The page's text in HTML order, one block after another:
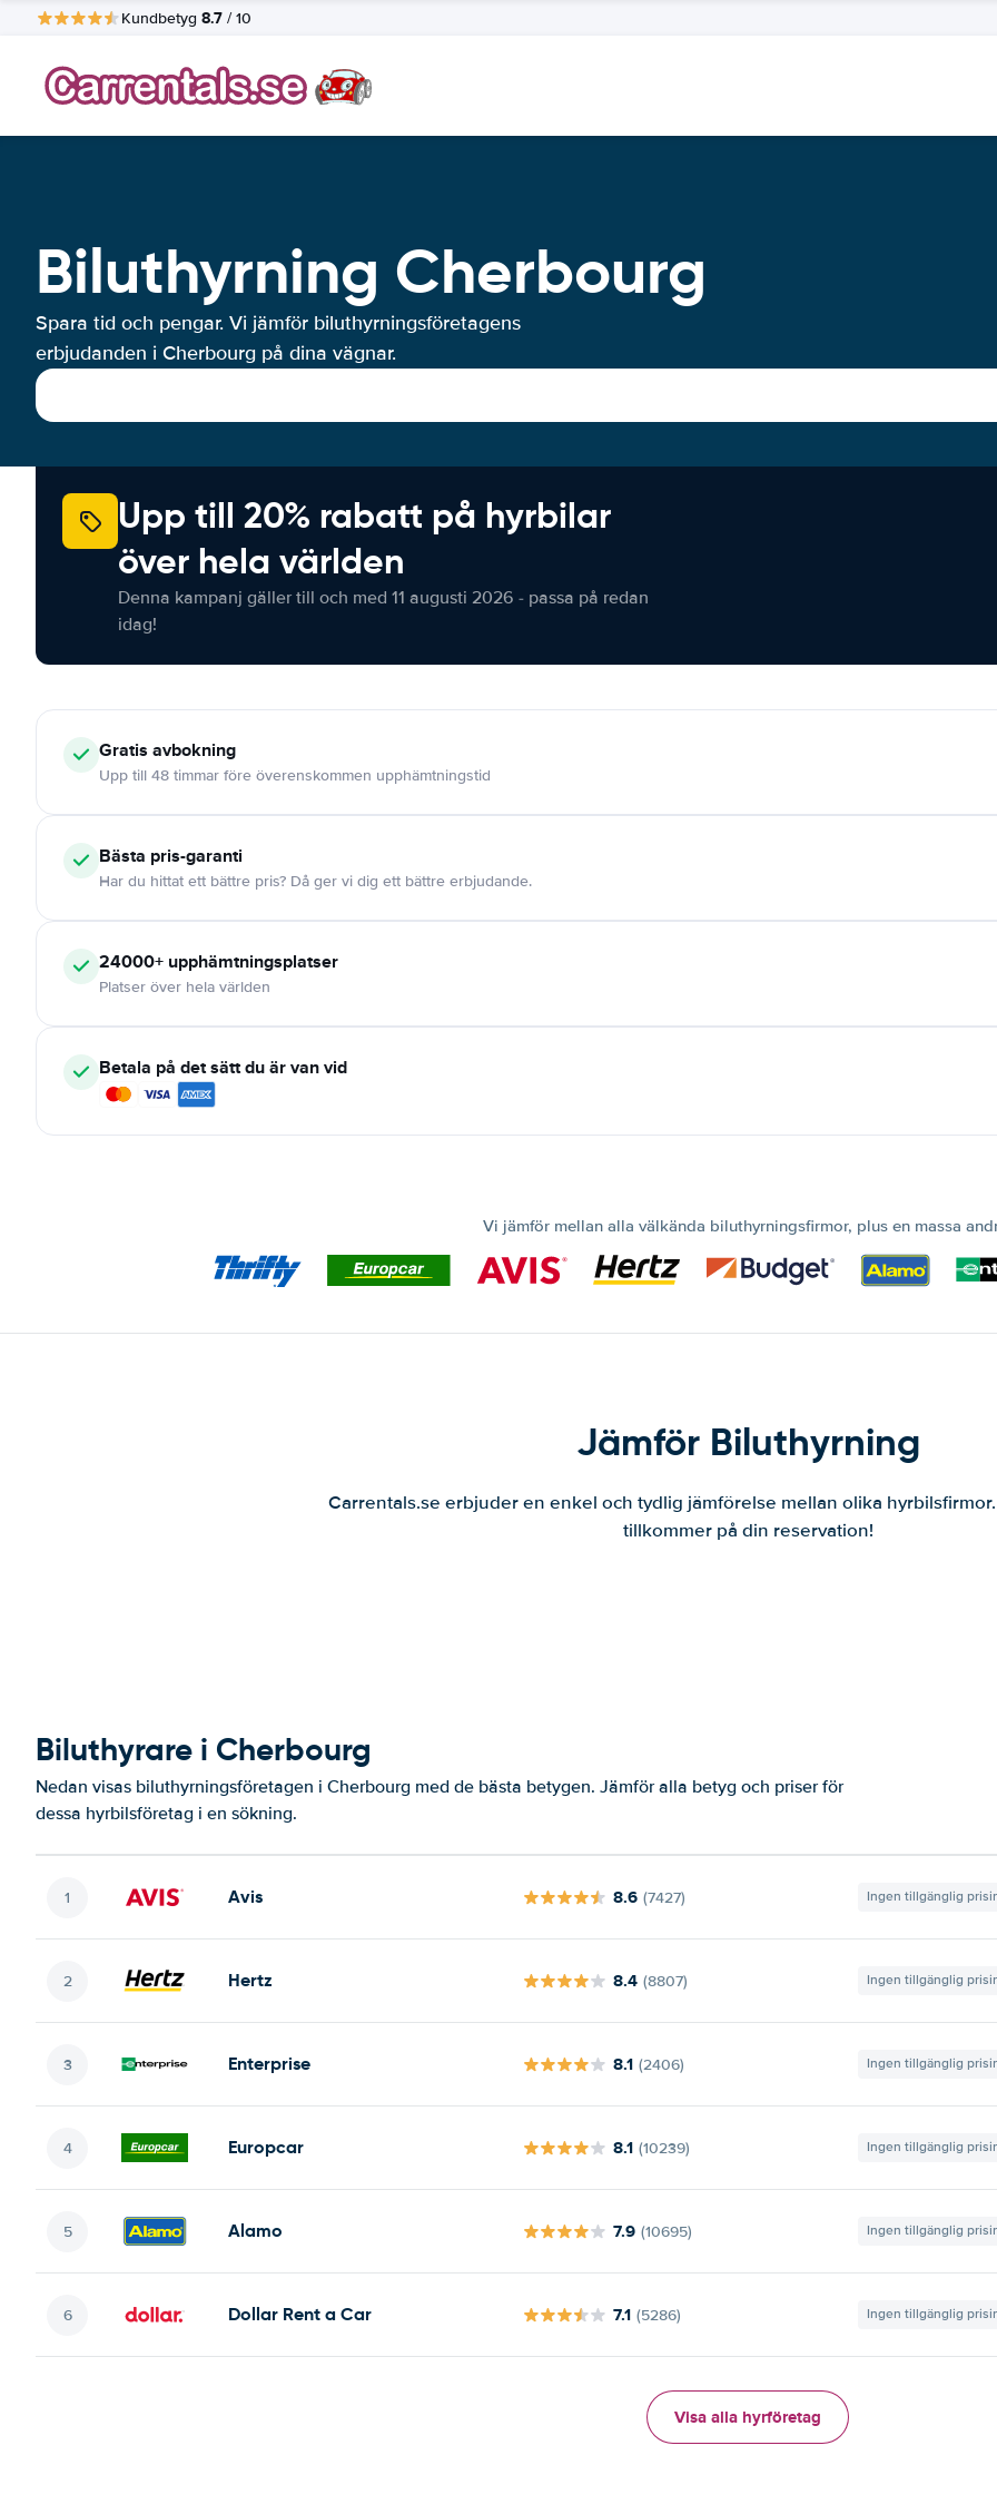
Kundbetyg 8.7 / 10
Biluthyrning Cherbourg
Spara tid och pengar. Vi jämför biluthyrningsföretagens
erbjudanden i Cherbourg på dina vägnar.
Upp till 20% rabatt på hyrbilar
över hela världen
Denna kampanj gäller till och med 11 augusti 2026 - passa på redan
idag!
Gratis avbokning
Upp till 48 timmar före överenskommen upphämtningstid
Bästa pris-garanti
Har du hittat ett bättre pris? Då ger vi dig ett bättre erbjudande.
24000+ upphämtningsplatser
Platser över hela världen
Betala på det sätt du är van vid
Vi jämför mellan alla välkända biluthyrningsfirmor, plus en massa
Jämför Biluthyrning
Carrentals.se erbjuder en enkel och tydlig jämförelse mellan olika
tillkommer på din reservation!
Biluthyrare i Cherbourg
Nedan visas biluthyrningsföretagen i Cherbourg med de bästa betygen. Jämför alla betyg och priser för
dessa hyrbilsföretag i en sökning.
Avis 8.6 (7427) Ingen tillgänglig
Hertz 8.4 (8807) Ingen tillgänglig
Enterprise 8.1 (2406) Ingen tillgänglig
Europcar 8.1 (10239) Ingen tillgänglig
Alamo 7.9 (10695) Ingen tillgänglig
Dollar Rent a Car 7.1 (5286) Ingen tillgänglig
Visa alla hyrföretag